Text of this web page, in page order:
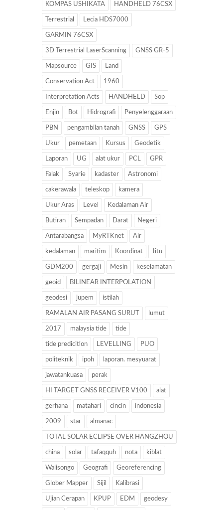
KOMPAS USHIKATA HANDHELD 76CSX
Terrestrial Lecia HDS7000
GARMIN 76CSX
3D Terrestrial LaserScanning GNSS GR-5
Mapsource GIS Land
Conservation Act 1960
Interpretation Acts HANDHELD Sop
Enjin Bot Hidrografi Penyelenggaraan
PBN pengambilan tanah GNSS GPS
Ukur pemetaan Kursus Geodetik
Laporan UG alat ukur PCL GPR
Falak Syarie kadaster Astronomi
cakerawala teleskop kamera
Ukur Aras Level Kedalaman Air
Butiran Sempadan Darat Negeri
Antarabangsa MyRTKnet Air
kedalaman maritim Koordinat Jitu
GDM200 gergaji Mesin keselamatan
geoid BILINEAR INTERPOLATION
geodesi jupem istilah
RAMALAN AIR PASANG SURUT lumut
2017 malaysia tide tide
tide predicition LEVELLING PUO
politeknik ipoh laporan. mesyuarat
jawatankuasa perak
HI TARGET GNSS RECEIVER V100 alat
gerhana matahari cincin indonesia
2009 star almanac
TOTAL SOLAR ECLIPSE OVER HANGZHOU
china solar tafaqquh nota kiblat
Walisongo Geografi Georeferencing
Glober Mapper Sijil Kalibrasi
Ujian Cerapan KPUP EDM geodesy